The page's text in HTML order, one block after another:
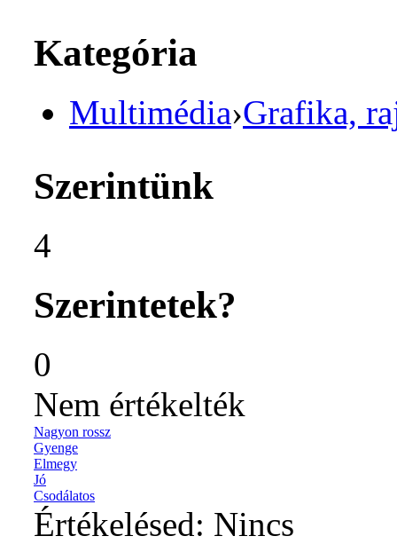
Kategória
Multimédia›Grafika,
Szerintünk
4
Szerintetek?
0
Nem értékelték
Nagyon rossz
Gyenge
Elmegy
Jó
Csodálatos
Értékelésed: Nincs